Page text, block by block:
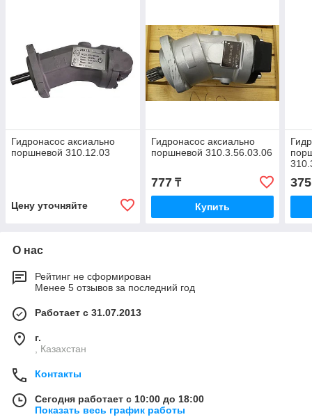
Гидронасос аксиально
поршневой 310.12.03
Цену уточняйте
Гидронасос аксиально
поршневой 310.3.56.03.06
777₸
Купить
О нас
Рейтинг не сформирован
Менее 5 отзывов за последний год
Работает с 31.07.2013
г.
, Казахстан
Контакты
Сегодня работает с 10:00 до 18:00
Показать весь график работы